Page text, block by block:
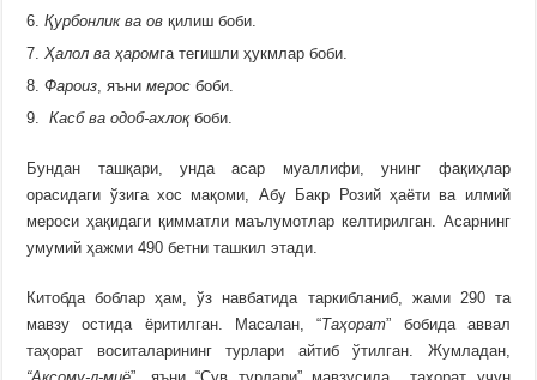
Қурбонлик ва ов қилиш боби.
Ҳалол ва ҳаромга тегишли ҳукмлар боби.
Фароиз, яънимерос боби.
Касб ва одоб-ахлоқбоби.
Бундан ташқари, унда асар муаллифи, унинг фақиҳлар
орасидаги ўзига хос мақоми, Абу Бакр Розий ҳаёти ва илмий
мероси ҳақидаги қимматли маълумотлар келтирилган. Асарнинг
умумий ҳажми 490 бетни ташкил этади.
Китобда боблар ҳам, ўз навбатида таркибланиб, жами 290 та
мавзу остида ёритилган. Масалан, “Таҳорат” бобида аввал
таҳорат воситаларининг турлари айтиб ўтилган. Жумладан,